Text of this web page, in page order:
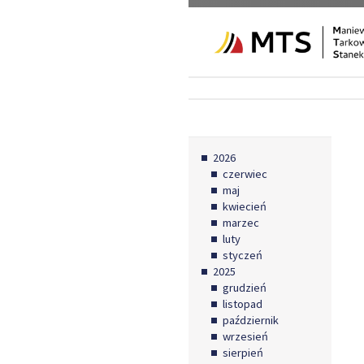
2026
czerwiec
maj
kwiecień
marzec
luty
styczeń
2025
grudzień
listopad
październik
wrzesień
sierpień